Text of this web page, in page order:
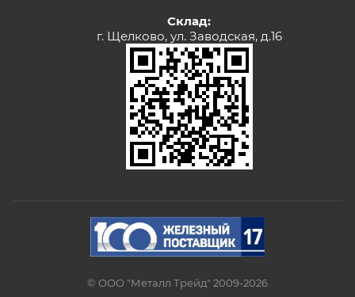
Склад:
г. Щелково, ул. Заводская, д.16
© ООО "Металл Трейд" 2009-2026